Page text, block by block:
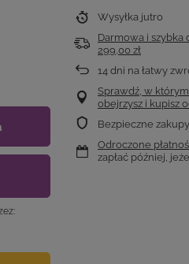
Wysyłka jutro
Darmowa i szybka
299,00 zł
14 dni na łatwy
Sprawdź, w
obejrzysz i kupisz
Bezpieczne zakupy
Odroczone
zapłać później,